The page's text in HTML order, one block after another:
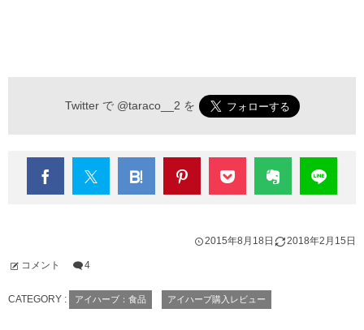
Twitter で @taraco__2 を
2015年8月18日 2018年2月15日
コメント 4
CATEGORY : アイハーブ：食品 アイハーブ購入レビュー